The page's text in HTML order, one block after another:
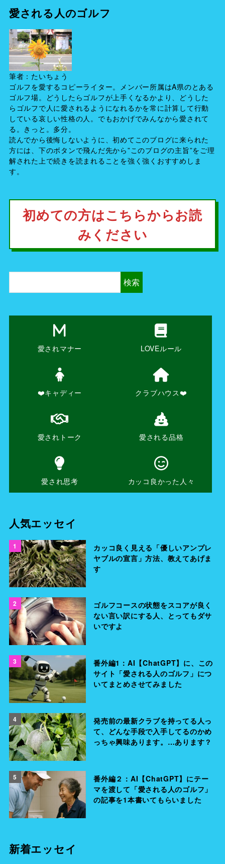
愛される人のゴルフ
筆者：たいちょう
ゴルフを愛するコピーライター。メンバー所属はA県のとある
ゴルフ場。どうしたらゴルフが上手くなるかより、どうした
らゴルフで人に愛されるようになれるかを常に計算して行動
している哀しい性格の人。でもおかげでみんなから愛されて
る。きっと。多分。
読んでから後悔しないように、初めてこのブログに来られた
方には、下のボタンで飛んだ先から”このブログの主旨”をご理
解された上で続きを読まれることを強く強くおすすめしま
す。
初めての方はこちらからお読
みください
検索
愛されマナー LOVEルール
❤️キャディー クラブハウス❤️
愛されトーク 愛される品格
愛され思考 カッコ良かった人々
人気エッセイ
1
カッコ良く見える「優しいアンプレ
ヤブルの宣言」方法、教えてあげま
す
2
ゴルフコースの状態をスコアが良く
ない言い訳にする人、とってもダサ
いですよ
3
番外編1：AI【ChatGPT】に、この
サイト「愛される人のゴルフ」につ
いてまとめさせてみました
4
発売前の最新クラブを持ってる人っ
て、どんな手段で入手してるのかめ
っちゃ興味あります。…あります？
5
番外編２：AI【ChatGPT】にテー
マを渡して「愛される人のゴルフ」
の記事を1本書いてもらいました
新着エッセイ